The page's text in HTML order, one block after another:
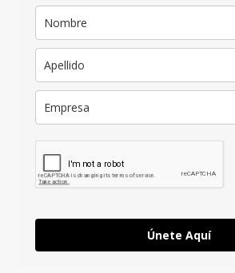
Únete Aquí